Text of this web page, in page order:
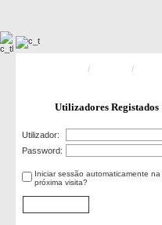
/ /
Utilizadores Registados
Utilizador:
Password:
Iniciar sessão automaticamente na
próxima visita?